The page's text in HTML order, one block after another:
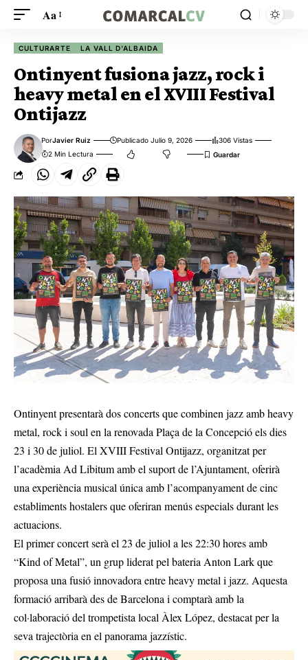
Aa
CULTURARTE LA VALL D'ALBAIDA
Ontinyent fusiona jazz, rock i
heavy metal en el XVIII Festival
Ontijazz
PorJavier Ruiz Publicado Julio 9, 2026
306 Vistas
2 Min Lectura
Ontinyent presentarà dos concerts que combinen jazz amb heavy
metal, rock i soul en la renovada Plaça de la Concepció els dies
23 i 30 de juliol. El XVIII Festival Ontijazz, organitzat per
l’acadèmia Ad Libitum amb el suport de l’Ajuntament, oferirà
una experiència musical única amb l’acompanyament de cinc
establiments hostalers que oferiran menús especials durant les
actuacions.
El primer concert serà el 23 de juliol a les 22:30 hores amb
“Kind of Metal”, un grup liderat pel bateria Anton Lark que
proposa una fusió innovadora entre heavy metal i jazz. Aquesta
formació arribarà des de Barcelona i comptarà amb la
col·laboració del trompetista local Àlex López, destacat per la
seva trajectòria en el panorama jazzístic.